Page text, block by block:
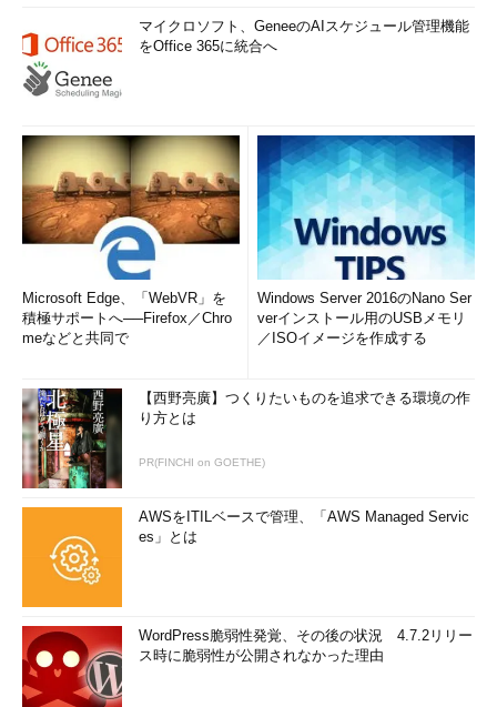
マイクロソフト、GeneeのAIスケジュール管理機能
をOffice 365に統合へ
Microsoft Edge、「WebVR」を
積極サポートへ──Firefox／Chro
meなどと共同で
Windows Server 2016のNano Ser
verインストール用のUSBメモリ
／ISOイメージを作成する
【西野亮廣】つくりたいものを追求できる環境の作
り方とは
PR(FINCHI on GOETHE)
AWSをITILベースで管理、「AWS Managed Servic
es」とは
WordPress脆弱性発覚、その後の状況 4.7.2リリー
ス時に脆弱性が公開されなかった理由